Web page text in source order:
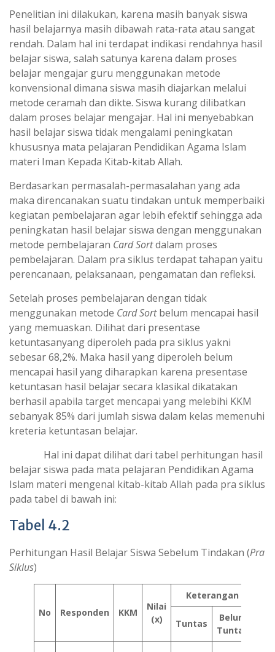
Penelitian ini dilakukan, karena masih banyak siswa
hasil belajarnya masih dibawah rata-rata atau sangat
rendah. Dalam hal ini terdapat indikasi rendahnya hasil
belajar siswa, salah satunya karena dalam proses
belajar mengajar guru menggunakan metode
konvensional dimana siswa masih diajarkan melalui
metode ceramah dan dikte. Siswa kurang dilibatkan
dalam proses belajar mengajar. Hal ini menyebabkan
hasil belajar siswa tidak mengalami peningkatan
khususnya mata pelajaran Pendidikan Agama Islam
materi Iman Kepada Kitab-kitab Allah.
Berdasarkan permasalah-permasalahan yang ada
maka direncanakan suatu tindakan untuk memperbaiki
kegiatan pembelajaran agar lebih efektif sehingga ada
peningkatan hasil belajar siswa dengan menggunakan
metode pembelajaran Card Sortdalam proses
pembelajaran. Dalam pra siklus terdapat tahapan yaitu
perencanaan, pelaksanaan, pengamatan dan refleksi.
Setelah proses pembelajaran dengan tidak
menggunakan metode Card Sortbelum mencapai hasil
yang memuaskan. Dilihat dari presentase
ketuntasanyang diperoleh pada pra siklus yakni
sebesar 68,2%. Maka hasil yang diperoleh belum
mencapai hasil yang diharapkan karena presentase
ketuntasan hasil belajar secara klasikal dikatakan
berhasil apabila target mencapai yang melebihi KKM
sebanyak 85% dari jumlah siswa dalam kelas memenuhi
kreteria ketuntasan belajar.
Hal ini dapat dilihat dari tabel perhitungan hasil
belajar siswa pada mata pelajaran Pendidikan Agama
Islam materi mengenal kitab-kitab Allah pada pra siklus
pada tabel di bawah ini:
Tabel 4.2
Perhitungan Hasil Belajar Siswa Sebelum Tindakan (Pra
Siklus)
No Responden KKM
Nilai
(x)
Keterangan
Tuntas
Belum
Tuntas